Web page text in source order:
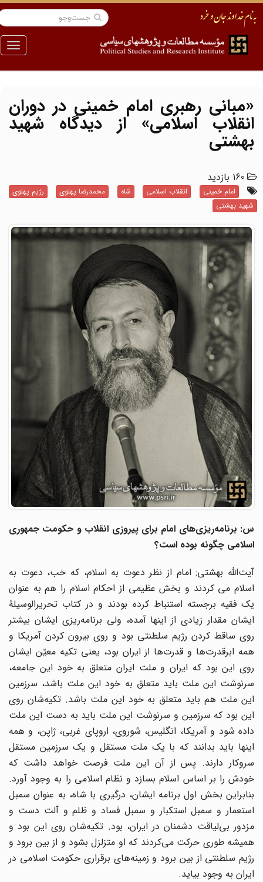
منو
«مبانی رهبری امام خمینی در دوران
انقلاب اسلامی» از دیدگاه شهید
بهشتی
160 بازدید
امام خمینی انقلاب اسلامی شاه محمدرضا پهلوی
رژیم پهلوی
شهید بهشتی
س: برنامه‌ریزی‌های امام برای پیروزی انقلاب و حکومت جمهوری
اسلامی چگونه بوده است؟
آیت‌الله بهشتی: امام از نظر دعوت به اسلام، که خب، دعوت به
اسلام می کردند و بخش عظیمی از احکام اسلام را هم به عنوان
یک فقیه برجسته استنباط کرده بودند و در کتاب تحریرالوسیلۀ
ایشان مقدار زیادی از اینها آمده، ولی برنامه‌ریزی ایشان بیشتر
روی ساقط ‌کردن رژیم سلطنتی بود و روی بیرون کردن آمریکا و
همه ابرقدرت‌ها و قدرت‌ها از ایران بود، یعنی تکیه معیّن ایشان
روی این بود که ایران و ملت ایران متعلق به خود این جامعه،
سرنوشت این ملت باید متعلق به خود این ملت باشد، سرزمین
این ملت هم باید متعلق به خود این ملت باشد. تکیه‌شان روی
این بود که سرزمین و سرنوشت این ملت باید به دست این ملت
داده شود و آمریکا، انگلیس، شوروی، اروپای غربی، ژاپن، و همه
اینها باید بدانند که با یک ملت مستقل و یک سرزمین مستقل
سروکار دارند. پس از آن این ملت فرصت خواهد داشت که
خودش را بر اساس اسلام بسازد و نظام اسلامی را به وجود آورد.
بنابراین بخش اول برنامه ایشان، درگیری با شاه، به عنوان سمبل
استعمار و سمبل استکبار و سمبل فساد و ظلم و آلت دست و
مزدور بی‌لیاقت دشمنان در ایران، بود. تکیه‌شان روی این بود و
همیشه طوری حرکت می‌کردند که او متزلزل بشود و از بین برود و
رژیم سلطنتی از بین برود و زمینه‌های برقراری حکومت اسلامی در
ایران به وجود بیاید.